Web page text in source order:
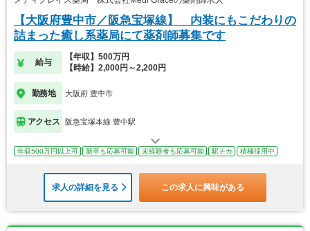
【大阪府豊中市／阪急宝塚線】 内装にもこだわりの
詰まった癒し系薬局にて薬剤師募集です
給与
【年収】500万円
【時給】2,000円～2,200円
勤務地 大阪府 豊中市
アクセス 阪急宝塚本線 豊中駅
年収500万円以上可 新卒も応募可能 未経験者も応募可能 駅チカ 積極採用中
求人の詳細を見る この求人に興味がある